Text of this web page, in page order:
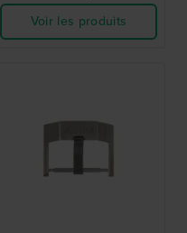
Voir les produits